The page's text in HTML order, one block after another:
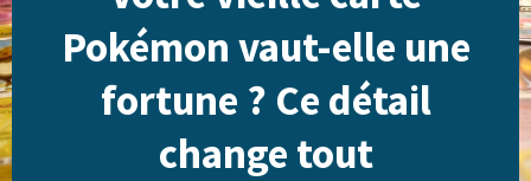
Pokémon vaut-elle une
fortune ? Ce détail
change tout